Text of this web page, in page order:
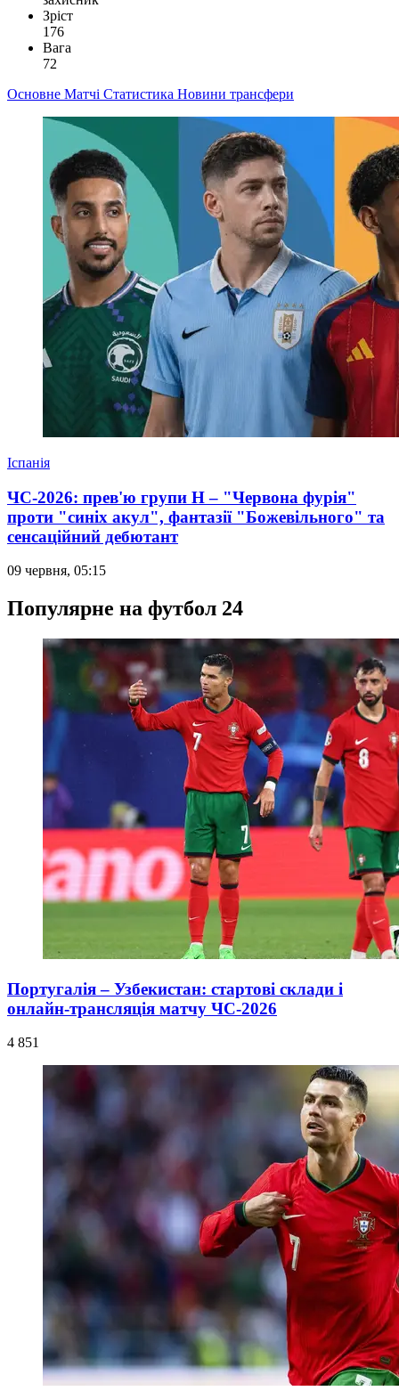
Зріст
176
Вага
72
Основне Матчі Статистика Новини трансфери
Іспанія
ЧС-2026: прев'ю групи Н – "Червона фурія"
проти "синіх акул", фантазії "Божевільного" та
сенсаційний дебютант
09 червня, 05:15
Популярне на футбол 24
Португалія – Узбекистан: стартові склади і
онлайн-трансляція матчу ЧС-2026
4 851